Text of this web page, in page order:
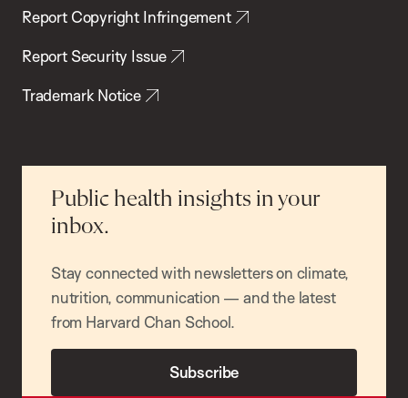
Report Copyright Infringement
Report Security Issue
Trademark Notice
Public health insights in your
inbox.
Stay connected with newsletters on climate,
nutrition, communication — and the latest
from Harvard Chan School.
Subscribe